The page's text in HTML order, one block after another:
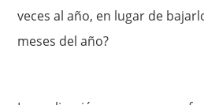
veces al año, en lugar de
meses del año?